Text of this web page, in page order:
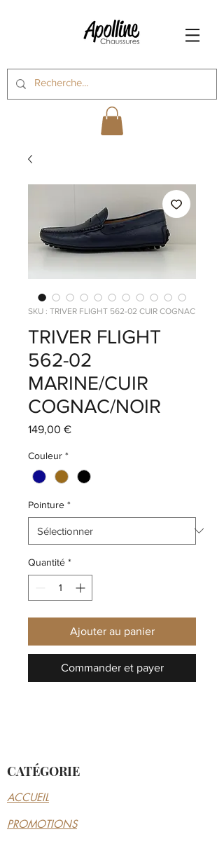
SKU : TRIVER FLIGHT 562-02 CUIR COGNAC
TRIVER FLIGHT
562-02
MARINE/CUIR
COGNAC/NOIR
149,00 €Prix
Couleur *
Pointure *
Quantité *
Ajouter au panier
Commander et payer
CATÉGORIE
ACCUEIL
PROMOTIONS